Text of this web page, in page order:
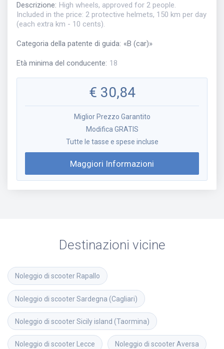
Descrizione: High wheels, approved for 2 people.
Included in the price: 2 protective helmets, 150 km per day
(each extra km - 10 cents).
Categoria della patente di guida: «B (car)»
Età minima del conducente: 18
€ 30,84
Miglior Prezzo Garantito
Modifica GRATIS
Tutte le tasse e spese incluse
Maggiori Informazioni
Destinazioni vicine
Noleggio di scooter Rapallo
Noleggio di scooterSardegna (Cagliari)
Noleggio di scooterSicily island (Taormina)
Noleggio di scooter Lecce Noleggio di scooterAversa